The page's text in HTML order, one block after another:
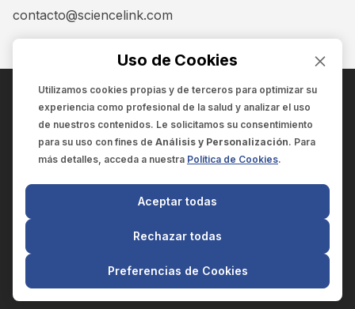
contacto@sciencelink.com
ENCUÉNTRANOS EN:
SCIENCELINK
SCILINK COMUNICACIÓN CIENTÍFICA SC
El contenido y la información de este sitio web es exclusivo
para profesionales de la salud.
Uso de Cookies
Utilizamos cookies propias y de terceros para optimizar su
experiencia como profesional de la salud y analizar el uso
de nuestros contenidos. Le solicitamos su consentimiento
para su uso con fines de Análisis y Personalización. Para
más detalles, acceda a nuestra Política de Cookies.
Preferencias de Cookies
Rechazar todas
Aceptar todas